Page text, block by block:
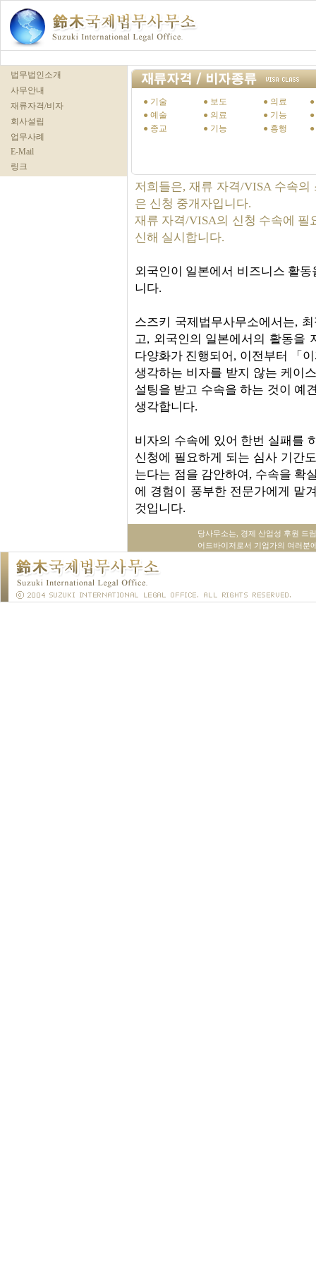
법무법인소개
사무안내
재류자격/비자
회사설립
업무사례
E-Mail
링크
● 기술
● 예술
● 종교
● 보도
● 의료
● 기능
● 의료
● 기능
● 흥행
저희들은, 재류 자격/VISA 수속
은 신청 중개자입니다.
재류 자격/VISA의 신청 수속에 필
신해 실시합니다.
외국인이 일본에서 비즈니스 활
니다.
스즈키 국제법무사무소에서는,
고, 외국인의 일본에서의 활동을
다양화가 진행되어, 이전부터 「
생각하는 비자를 받지 않는 케이
설팅을 받고 수속을 하는 것이 예
생각합니다.
비자의 수속에 있어 한번 실패를
신청에 필요하게 되는 심사 기간
는다는 점을 감안하여, 수속을 확
에 경험이 풍부한 전문가에게 맡
것입니다.
당사무소는, 경제 산업성 후원 드
어드바이저로서 기업가의 여러분